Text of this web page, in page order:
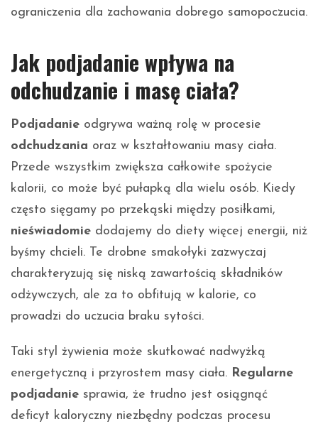
ograniczenia dla zachowania dobrego samopoczucia.
Jak podjadanie wpływa na
odchudzanie i masę ciała?
Podjadanie odgrywa ważną rolę w procesie
odchudzania oraz w kształtowaniu masy ciała.
Przede wszystkim zwiększa całkowite spożycie
kalorii, co może być pułapką dla wielu osób. Kiedy
często sięgamy po przekąski między posiłkami,
nieświadomie dodajemy do diety więcej energii, niż
byśmy chcieli. Te drobne smakołyki zazwyczaj
charakteryzują się niską zawartością składników
odżywczych, ale za to obfitują w kalorie, co
prowadzi do uczucia braku sytości.
Taki styl żywienia może skutkować nadwyżką
energetyczną i przyrostem masy ciała. Regularne
podjadanie sprawia, że trudno jest osiągnąć
deficyt kaloryczny niezbędny podczas procesu